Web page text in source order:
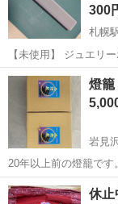
300
札幌
【未使用】 ジュエリーボックス グレ
のアクセサリー収納用
のものをブレスレッ
北海道 札幌市
燈籠
岩見
20年以上前の燈籠で
受け渡し時に良く確認
でお願いします。
北海道 岩見沢市
休